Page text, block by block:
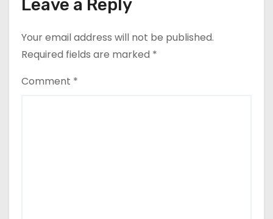
Leave a Reply
Your email address will not be published.
Required fields are marked *
Comment *